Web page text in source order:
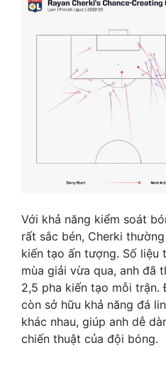
Với khả năng kiểm soát
rất sắc bén, Cherki
kiến tạo ấn tượng. Số liệu
mùa giải vừa qua, anh đã
2,5 pha kiến tạo mỗi trận.
còn sở hữu khả năng đá
khác nhau, giúp anh dễ
chiến thuật của đội bóng.